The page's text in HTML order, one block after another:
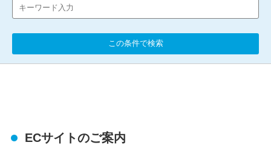
この条件で検索
ECサイトのご案内